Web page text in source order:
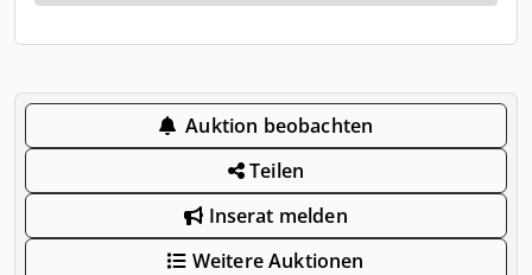
Auktion beobachten
Teilen
Inserat melden
Weitere Auktionen